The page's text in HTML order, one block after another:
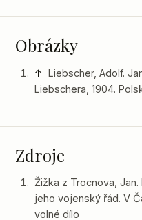
Obrázky
↑ Liebscher, Adolf.
Liebschera, 1904.
Zdroje
Žižka z Trocnova,
jeho vojenský řád. V
volné dílo